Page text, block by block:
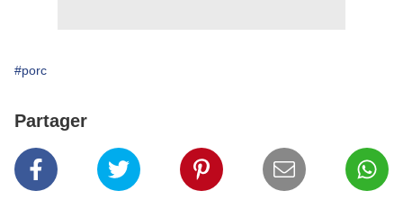
#porc
Partager